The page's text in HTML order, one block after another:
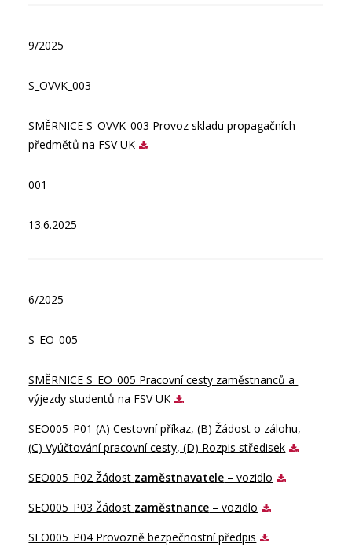
9/2025
S_OVVK_003
SMĚRNICE S_OVVK_003 Provoz skladu propagačních
předmětů na FSV UK
001
13.6.2025
6/2025
S_EO_005
SMĚRNICE S_EO_005 Pracovní cesty zaměstnanců a
výjezdy studentů na FSV UK
SEO005_P01 (A) Cestovní příkaz, (B) Žádost o zálohu,
(C) Vyúčtování pracovní cesty, (D) Rozpis středisek
SEO005_P02 Žádost zaměstnavatele – vozidlo
SEO005_P03 Žádost zaměstnance – vozidlo
SEO005_P04 Provozně bezpečnostní předpis